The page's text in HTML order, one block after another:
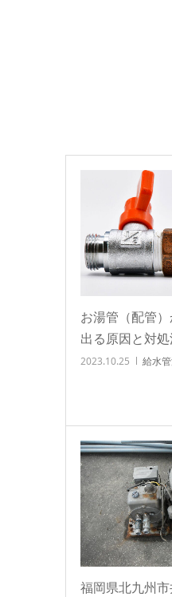
お湯管（配管
出る原因と対
2023.10.25 給水
福岡県北九州